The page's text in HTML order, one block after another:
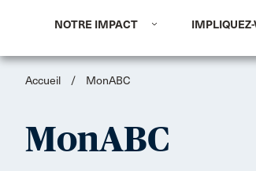
NOTRE IMPACT
Accueil / MonABC
MonABC